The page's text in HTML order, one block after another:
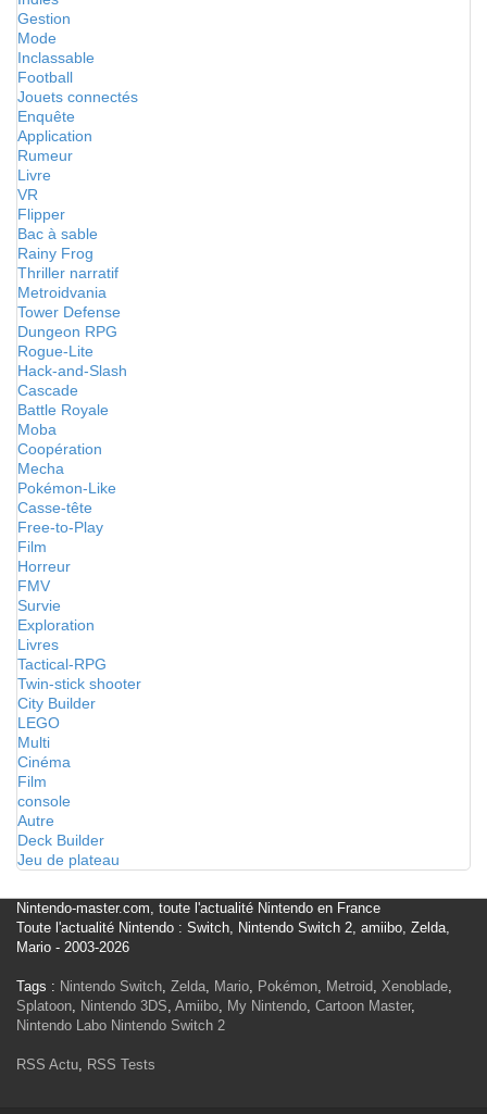
Gestion
Mode
Inclassable
Football
Jouets connectés
Enquête
Application
Rumeur
Livre
VR
Flipper
Bac à sable
Rainy Frog
Thriller narratif
Metroidvania
Tower Defense
Dungeon RPG
Rogue-Lite
Hack-and-Slash
Cascade
Battle Royale
Moba
Coopération
Mecha
Pokémon-Like
Casse-tête
Free-to-Play
Film
Horreur
FMV
Survie
Exploration
Livres
Tactical-RPG
Twin-stick shooter
City Builder
LEGO
Multi
Cinéma
Film
console
Autre
Deck Builder
Jeu de plateau
Nintendo-master.com, toute l'actualité Nintendo en France
Toute l'actualité Nintendo : Switch, Nintendo Switch 2, amiibo, Zelda,
Mario - 2003-2026
Tags : Nintendo Switch, Zelda, Mario, Pokémon, Metroid, Xenoblade,
Splatoon, Nintendo 3DS, Amiibo, My Nintendo, Cartoon Master,
Nintendo Labo Nintendo Switch 2
RSS Actu, RSS Tests